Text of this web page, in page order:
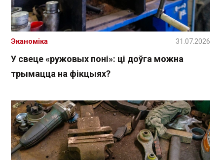
У свеце «ружовых поні»: ці доўга можна
трымацца на фікцыях?
Эканоміка 31.07.2026